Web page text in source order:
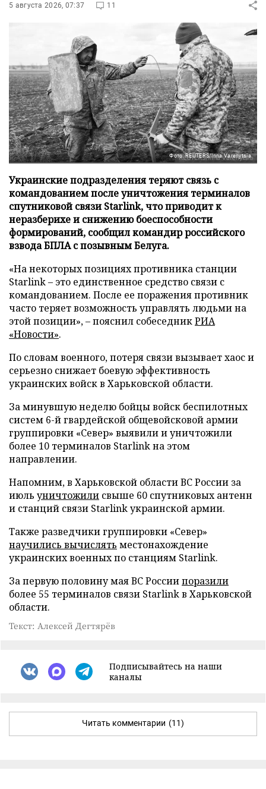
5 августа 2026, 07:37 11
Фото: REUTERS/Inna Varenytsia
Украинские подразделения теряют связь с
командованием после уничтожения терминалов
спутниковой связи Starlink, что приводит к
неразберихе и снижению боеспособности
формирований, сообщил командир российского
взвода БПЛА с позывным Белуга.
«На некоторых позициях противника станции
Starlink – это единственное средство связи с
командованием. После ее поражения противник
часто теряет возможность управлять людьми на
этой позиции», – пояснил собеседникРИА
«Новости».
По словам военного, потеря связи вызывает хаос и
серьезно снижает боевую эффективность
украинских войск в Харьковской области.
За минувшую неделю бойцы войск беспилотных
систем 6-й гвардейской общевойсковой армии
группировки «Север» выявили и уничтожили
более 10 терминалов Starlink на этом
направлении.
Напомним, в Харьковской области ВС России за
июль уничтожили свыше 60 спутниковых антенн
и станций связи Starlink украинской армии.
Также разведчики группировки «Север»
научились вычислять местонахождение
украинских военных по станциям Starlink.
За первую половину мая ВС Россиипоразили
более 55 терминалов связи Starlink в Харьковской
области.
Текст: Алексей Дегтярёв
Подписывайтесь на наши
каналы
Читать комментарии (11)